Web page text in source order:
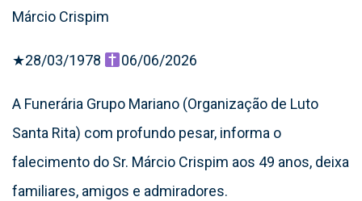
Márcio Crispim
★28/03/1978 06/06/2026
A Funerária Grupo Mariano (Organização de Luto
Santa Rita) com profundo pesar, informa o
falecimento do Sr. Márcio Crispim aos 49 anos, deixa
familiares, amigos e admiradores.